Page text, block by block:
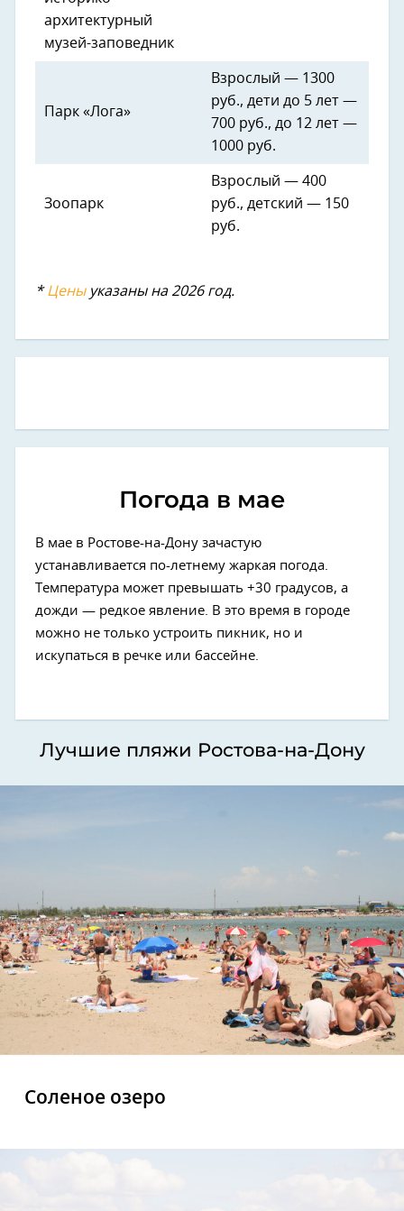
архитектурный
музей-заповедник
Парк «Лога»
Взрослый — 1300
руб., дети до 5 лет —
700 руб., до 12 лет —
1000 руб.
Зоопарк
Взрослый — 400
руб., детский — 150
руб.
*Ценыуказаны на 2026 год.
Погода в мае
В мае в Ростове-на-Дону зачастую
устанавливается по-летнему жаркая погода.
Температура может превышать +30 градусов, а
дожди — редкое явление. В это время в городе
можно не только устроить пикник, но и
искупаться в речке или бассейне.
Лучшие пляжи Ростова-на-Дону
Соленое озеро